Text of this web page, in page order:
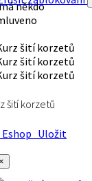
někdo
šití korzetů
Uložit